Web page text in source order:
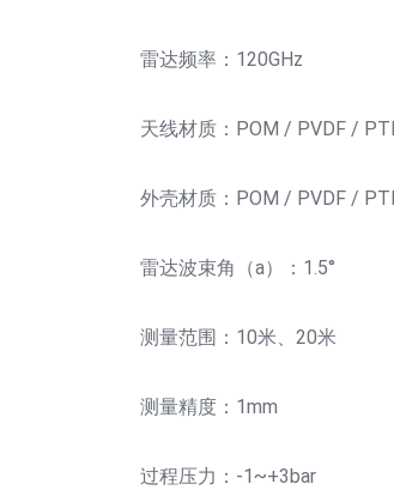
雷达频率：120GHz
天线材质：POM / PVDF /
外壳材质：POM / PVDF /
雷达波束角（a）：1.5°
测量范围：10米、20米
测量精度：1mm
过程压力：-1~+3bar